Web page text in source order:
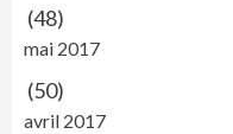
(48)
mai 2017
(50)
avril 2017